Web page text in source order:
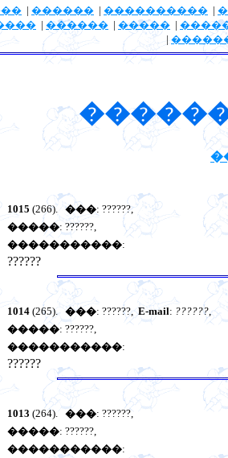
| ������ | ���������� |
| ������ | ����� |
|
1015 (266). ���: ??????,
�����: ??????,
�����������:
??????
1014 (265). ���: ??????,E-mail: ??????,
�����: ??????,
�����������:
??????
1013 (264). ���: ??????,
�����: ??????,
�����������: